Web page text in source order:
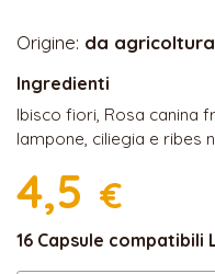
Origine: da
Ingredienti
Ibisco fiori, Rosa canina
lampone, ciliegia e ribes
4,5 €
16 Capsule compatibili